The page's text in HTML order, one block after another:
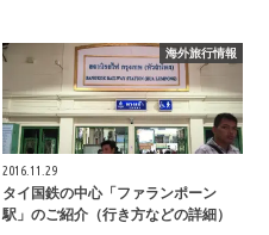
海外旅行情報
2016.11.29
タイ国鉄の中心「ファランポーン
駅」のご紹介（行き方などの詳細）